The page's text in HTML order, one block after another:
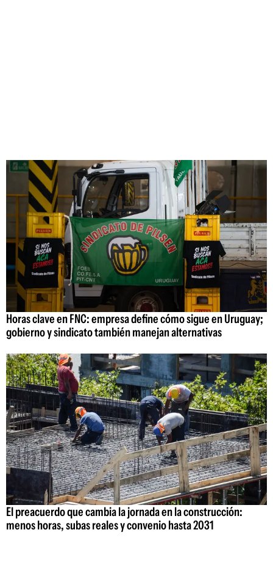
Horas clave en FNC: empresa define cómo sigue en Uruguay;
gobierno y sindicato también manejan alternativas
El preacuerdo que cambia la jornada en la construcción:
menos horas, subas reales y convenio hasta 2031